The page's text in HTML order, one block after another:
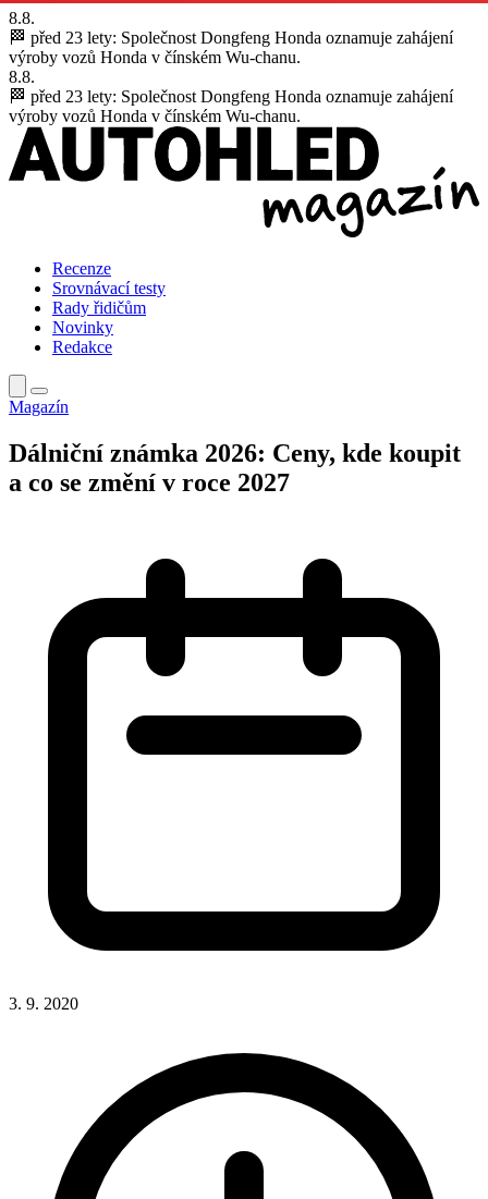
8.8.
🏁 před 23 lety: Společnost Dongfeng Honda oznamuje zahájení
výroby vozů Honda v čínském Wu-chanu.
8.8.
🏁 před 23 lety: Společnost Dongfeng Honda oznamuje zahájení
výroby vozů Honda v čínském Wu-chanu.
Recenze
Srovnávací testy
Rady řidičům
Novinky
Redakce
Magazín
Dálniční známka 2026: Ceny, kde koupit
a co se změní v roce 2027
3. 9. 2020